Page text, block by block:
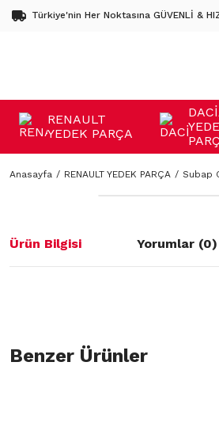
Türkiye'nin Her Noktasına GÜVENLİ &
RENAULT
YEDEK PARÇA
Anasayfa RENAULT YEDEK PARÇA Subap
Ürün Bilgisi Yorumlar (0)
öneri formunu kullanarak tarafımıza
Benzer Ürünler